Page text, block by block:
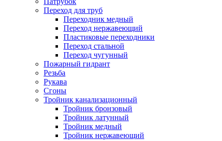
Переход для труб
Переходник медный
Переход нержавеющий
Пластиковые переходники
Переход стальной
Переход чугунный
Пожарный гидрант
Резьба
Рукава
Сгоны
Тройник канализационный
Тройник бронзовый
Тройник латунный
Тройник медный
Тройник нержавеющий